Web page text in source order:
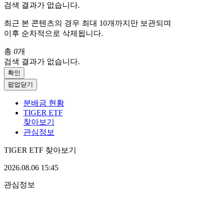
검색 결과가 없습니다.
최근 본 콘텐츠의 경우 최대 10개까지만 보관되며
이후 순차적으로 삭제됩니다.
총 0개
검색 결과가 없습니다.
확인
팝업닫기
분배금 현황
TIGER ETF
찾아보기
관심정보
TIGER ETF 찾아보기
2026.08.06 15:45
관심정보